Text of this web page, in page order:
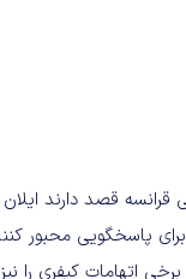
قرانسه قصد دارند
پاسخگویی محبور
اتهامات کیفری را